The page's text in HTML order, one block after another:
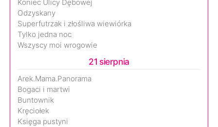
Koniec Ulicy Dębowej
Odzyskany
Superfutrzak i złośliwa wiewiórka
Tylko jedna noc
Wszyscy moi wrogowie
21 sierpnia
Arek.Mama.Panorama
Bogaci i martwi
Buntownik
Kręciołek
Księga pustyni